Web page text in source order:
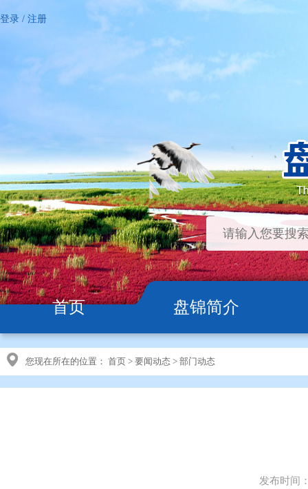
登录 / 注册
首页 盘锦简介
您现在所在的位置： 首页 > 要闻动态 > 部门动态
发布时间